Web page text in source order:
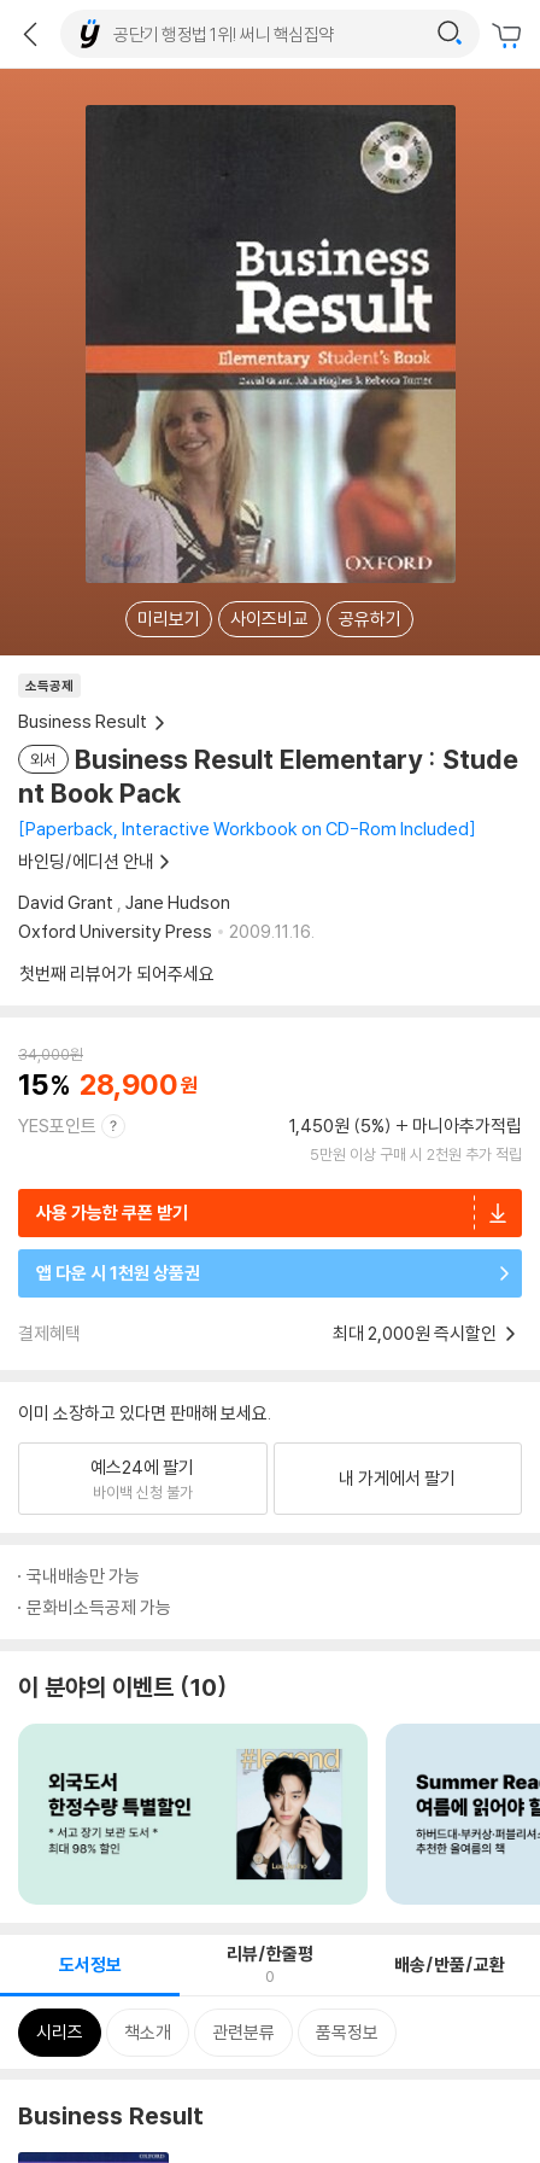
미리보기 사이즈비교 공유하기
소득공제
Business Result
외서
Business Result Elementary : Stude
nt Book Pack
Paperback, Interactive Workbook on CD-Rom Included
바인딩/에디션 안내
David Grant , Jane Hudson
Oxford University Press
2009.11.16.
첫번째 리뷰어가 되어주세요
34,000원
15 28,900
YES포인트 1,450원 (5%) 마니아추가적립
5만원 이상 구매 시 2천원 추가 적립
사용 가능한 쿠폰 받기
앱 다운 시 1천원 상품권
결제혜택 최대 2,000원 즉시할인
이미 소장하고 있다면 판매해 보세요.
예스24에 팔기
바이백 신청 불가
내 가게에서 팔기
국내배송만 가능
문화비소득공제 가능
이 분야의 이벤트 10
도서정보 리뷰/한줄평
0 배송/반품/교환
시리즈 책소개 관련분류 품목정보
Business Result